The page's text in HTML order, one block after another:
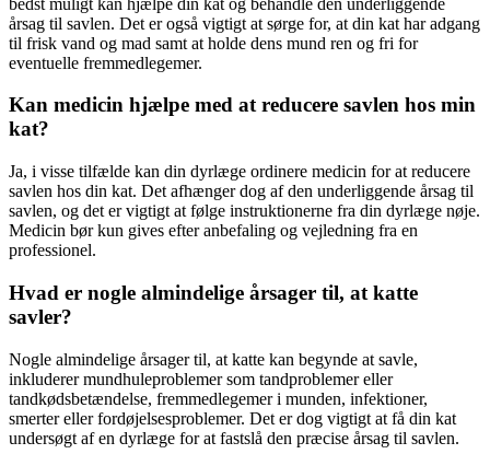
årsag til savlen. Det er også vigtigt at sørge for, at din kat har adgang
til frisk vand og mad samt at holde dens mund ren og fri for
eventuelle fremmedlegemer.
Kan medicin hjælpe med at reducere savlen hos min
kat?
Ja, i visse tilfælde kan din dyrlæge ordinere medicin for at reducere
savlen hos din kat. Det afhænger dog af den underliggende årsag til
savlen, og det er vigtigt at følge instruktionerne fra din dyrlæge nøje.
Medicin bør kun gives efter anbefaling og vejledning fra en
professionel.
Hvad er nogle almindelige årsager til, at katte
savler?
Nogle almindelige årsager til, at katte kan begynde at savle,
inkluderer mundhuleproblemer som tandproblemer eller
tandkødsbetændelse, fremmedlegemer i munden, infektioner,
smerter eller fordøjelsesproblemer. Det er dog vigtigt at få din kat
undersøgt af en dyrlæge for at fastslå den præcise årsag til savlen.